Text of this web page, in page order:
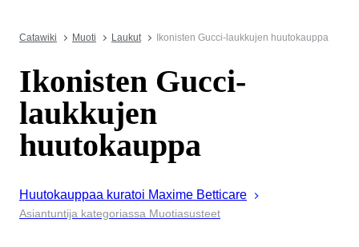
Catawiki Muoti Laukut Ikonisten Gucci-laukkujen huutokauppa
Ikonisten Gucci-
laukkujen
huutokauppa
Huutokauppaa kuratoi Maxime Betticare
Asiantuntija kategoriassa Muotiasusteet